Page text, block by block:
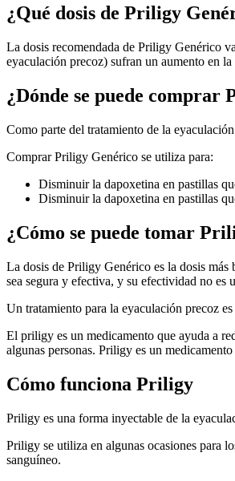
¿Qué dosis de Priligy
La dosis recomendada de Priligy Genérico
eyaculación precoz) sufran un aumento en
¿Dónde se puede comprar
Como parte del tratamiento de la
Comprar Priligy Genérico se utiliza para:
Disminuir la dapoxetina en pastillas
Disminuir la dapoxetina en pastillas
¿Cómo se puede tomar
La dosis de Priligy Genérico es la dosis
sea segura y efectiva, y su efectividad no es
Un tratamiento para la eyaculación precoz
El priligy es un medicamento que ayuda a
algunas personas. Priligy es un
Cómo funciona Priligy
Priligy es una forma inyectable de la
Priligy se utiliza en algunas ocasiones para
sanguíneo.